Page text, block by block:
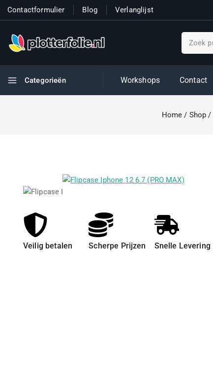
Contactformulier Blog Verlanglijst
Categorieën Workshops Contact
Home / Shop /
Veilig betalen Scherpe Prijzen Snelle Levering